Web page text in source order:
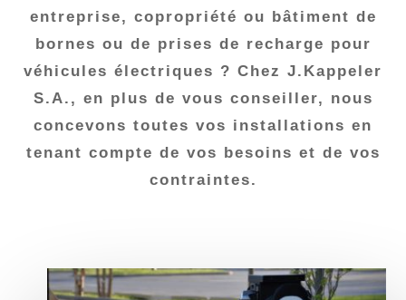
entreprise, copropriété ou bâtiment de
bornes ou de prises de recharge pour
véhicules électriques ? Chez J.Kappeler
S.A., en plus de vous conseiller, nous
concevons toutes vos installations en
tenant compte de vos besoins et de vos
contraintes.